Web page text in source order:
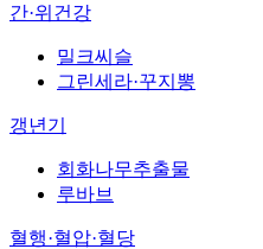
간·위건강
밀크씨슬
그린세라·꾸지뽕
갱년기
회화나무추출물
루바브
혈행·혈압·혈당